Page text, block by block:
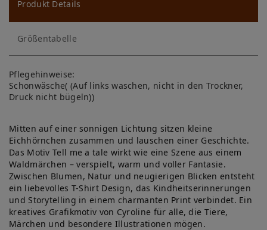
ns
ch
lis
te
Produkt Details
Größentabelle
Pflegehinweise:
Schonwäsche( (Auf links waschen, nicht in den Trockner,
Druck nicht bügeln))
Mitten auf einer sonnigen Lichtung sitzen kleine
Eichhörnchen zusammen und lauschen einer Geschichte.
Das Motiv Tell me a tale wirkt wie eine Szene aus einem
Waldmärchen – verspielt, warm und voller Fantasie.
Zwischen Blumen, Natur und neugierigen Blicken entsteht
ein liebevolles T-Shirt Design, das Kindheitserinnerungen
und Storytelling in einem charmanten Print verbindet. Ein
kreatives Grafikmotiv von Cyroline für alle, die Tiere,
Märchen und besondere Illustrationen mögen.